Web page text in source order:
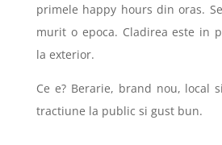
primele happy hours din oras.
murit o epoca. Cladirea este in
la exterior.
Ce e? Berarie, brand nou, local
tractiune la public si gust bun.